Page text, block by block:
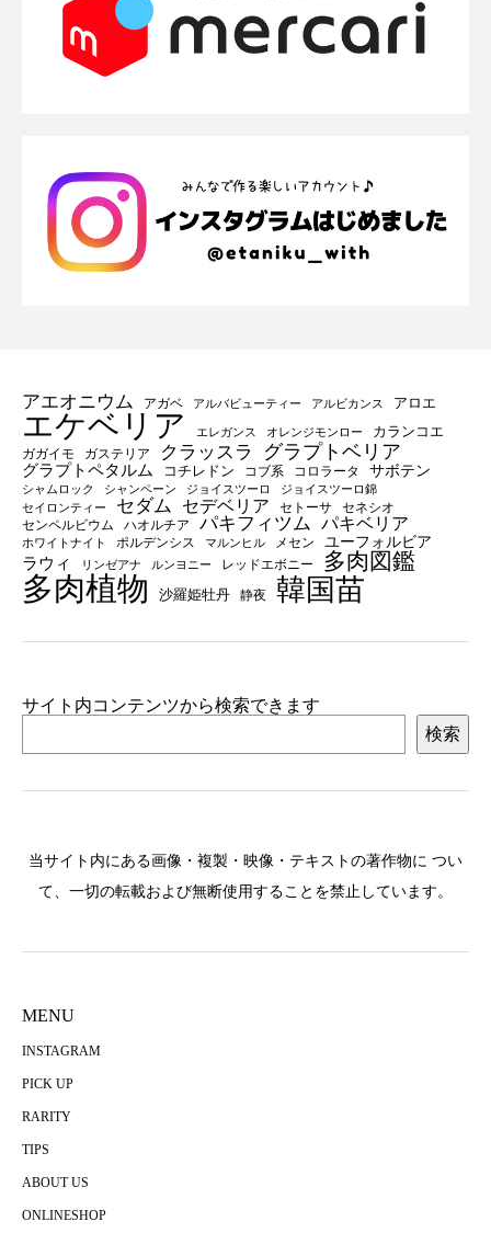
アエオニウム アガベ アルバビューティー アルビカンス アロエ
エケベリア エレガンス オレンジモンロー カランコエ
ガガイモ ガステリア クラッスラ グラプトベリア
グラプトペタルム コチレドン コブ系 コロラータ サボテン
シャムロック シャンペーン ジョイスツーロ
ジョイスツーロ錦
セイロンティー
セダム セデベリア セトーサ
セネシオ
センペルビウム
ハオルチア パキフィツム パキベリア
ホワイトナイト ポルデンシス マルンヒル メセン
ユーフォルビア
ラウィ
リンゼアナ ルンヨニー レッドエボニー 多肉図鑑
多肉植物 沙羅姫牡丹 静夜 韓国苗
サイト内コンテンツから検索できます
検索
当サイト内にある画像・複製・映像・テキストの著作物に つい
て、一切の転載および無断使用することを禁止しています。
MENU
INSTAGRAM
PICK UP
RARITY
TIPS
ABOUT US
ONLINESHOP